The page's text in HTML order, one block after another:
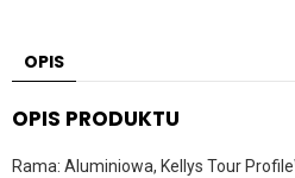
OPIS
OPIS PRODUKTU
Rama: Aluminiowa, Kellys Tour